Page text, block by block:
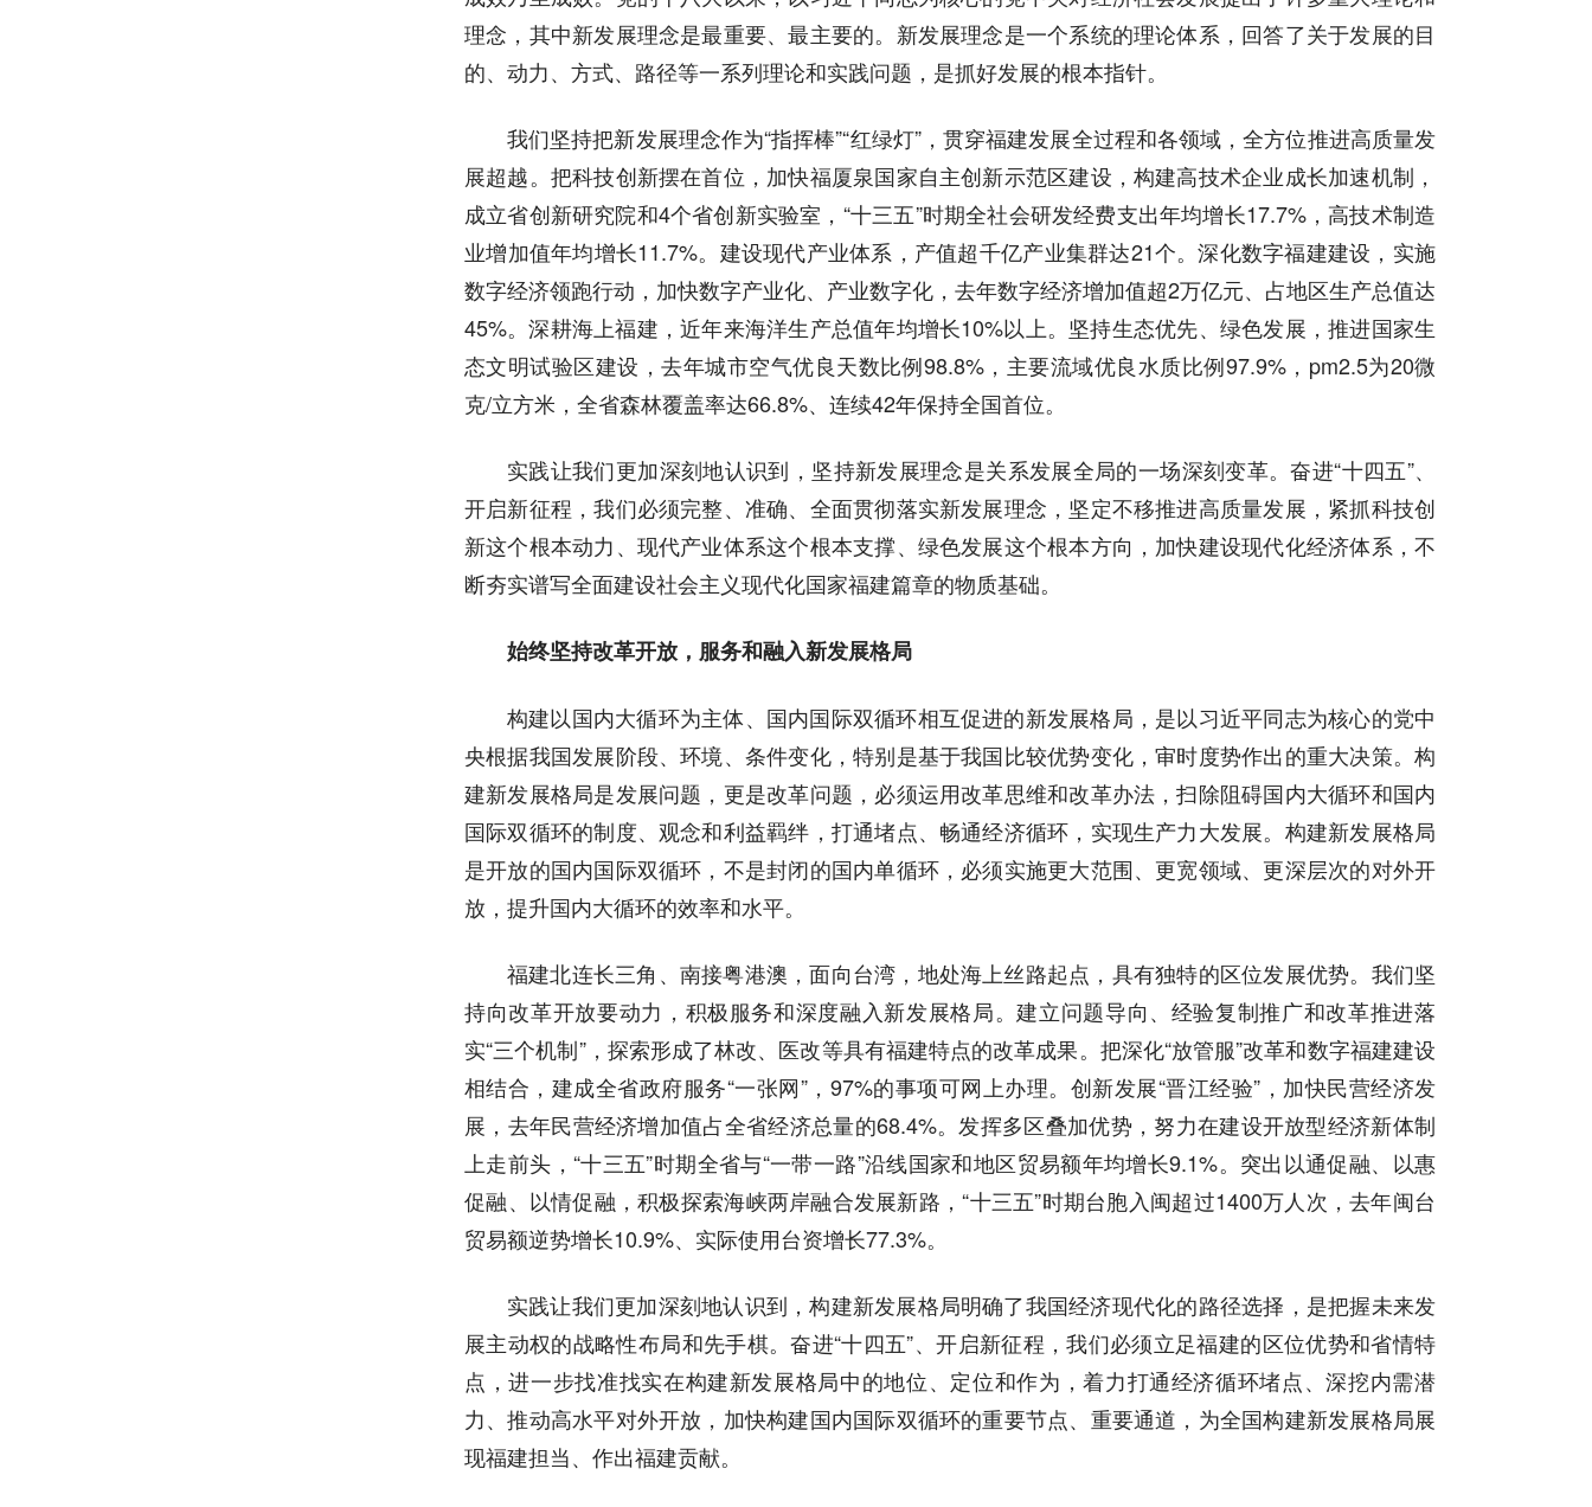
理念，其中新发展理念是最重要、最主要的。新发展理念是一个系统的理论体系，回答了关于发展的目
的、动力、方式、路径等一系列理论和实践问题，是抓好发展的根本指针。
我们坚持把新发展理念作为“指挥棒”“红绿灯”，贯穿福建发展全过程和各领域，全方位推进高质量发
展超越。把科技创新摆在首位，加快福厦泉国家自主创新示范区建设，构建高技术企业成长加速机制，
成立省创新研究院和4个省创新实验室，“十三五”时期全社会研发经费支出年均增长17.7%，高技术制造
业增加值年均增长11.7%。建设现代产业体系，产值超千亿产业集群达21个。深化数字福建建设，实施
数字经济领跑行动，加快数字产业化、产业数字化，去年数字经济增加值超2万亿元、占地区生产总值达
45%。深耕海上福建，近年来海洋生产总值年均增长10%以上。坚持生态优先、绿色发展，推进国家生
态文明试验区建设，去年城市空气优良天数比例98.8%，主要流域优良水质比例97.9%，pm2.5为20微
克/立方米，全省森林覆盖率达66.8%、连续42年保持全国首位。
实践让我们更加深刻地认识到，坚持新发展理念是关系发展全局的一场深刻变革。奋进“十四五”、
开启新征程，我们必须完整、准确、全面贯彻落实新发展理念，坚定不移推进高质量发展，紧抓科技创
新这个根本动力、现代产业体系这个根本支撑、绿色发展这个根本方向，加快建设现代化经济体系，不
断夯实谱写全面建设社会主义现代化国家福建篇章的物质基础。
始终坚持改革开放，服务和融入新发展格局
构建以国内大循环为主体、国内国际双循环相互促进的新发展格局，是以习近平同志为核心的党中
央根据我国发展阶段、环境、条件变化，特别是基于我国比较优势变化，审时度势作出的重大决策。构
建新发展格局是发展问题，更是改革问题，必须运用改革思维和改革办法，扫除阻碍国内大循环和国内
国际双循环的制度、观念和利益羁绊，打通堵点、畅通经济循环，实现生产力大发展。构建新发展格局
是开放的国内国际双循环，不是封闭的国内单循环，必须实施更大范围、更宽领域、更深层次的对外开
放，提升国内大循环的效率和水平。
福建北连长三角、南接粤港澳，面向台湾，地处海上丝路起点，具有独特的区位发展优势。我们坚
持向改革开放要动力，积极服务和深度融入新发展格局。建立问题导向、经验复制推广和改革推进落
实“三个机制”，探索形成了林改、医改等具有福建特点的改革成果。把深化“放管服”改革和数字福建建设
相结合，建成全省政府服务“一张网”，97%的事项可网上办理。创新发展“晋江经验”，加快民营经济发
展，去年民营经济增加值占全省经济总量的68.4%。发挥多区叠加优势，努力在建设开放型经济新体制
上走前头，“十三五”时期全省与“一带一路”沿线国家和地区贸易额年均增长9.1%。突出以通促融、以惠
促融、以情促融，积极探索海峡两岸融合发展新路，“十三五”时期台胞入闽超过1400万人次，去年闽台
贸易额逆势增长10.9%、实际使用台资增长77.3%。
实践让我们更加深刻地认识到，构建新发展格局明确了我国经济现代化的路径选择，是把握未来发
展主动权的战略性布局和先手棋。奋进“十四五”、开启新征程，我们必须立足福建的区位优势和省情特
点，进一步找准找实在构建新发展格局中的地位、定位和作为，着力打通经济循环堵点、深挖内需潜
力、推动高水平对外开放，加快构建国内国际双循环的重要节点、重要通道，为全国构建新发展格局展
现福建担当、作出福建贡献。